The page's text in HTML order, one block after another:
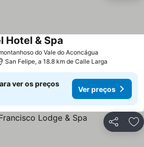
do Vale do Aconcágua
Hotel & Spa
San Felipe, a 18.8 km de Calle Larga
ver os preços
Ver preços
Partilhar